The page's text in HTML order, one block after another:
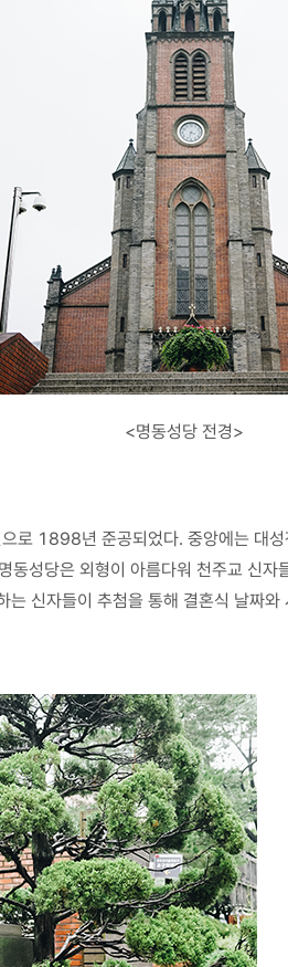
<명동성당 전경>
로 1898년 준공되었다. 중앙에는 대
성당은 외형이 아름다워 천주교 신자
신자들이 추첨을 통해 결혼식 날짜와